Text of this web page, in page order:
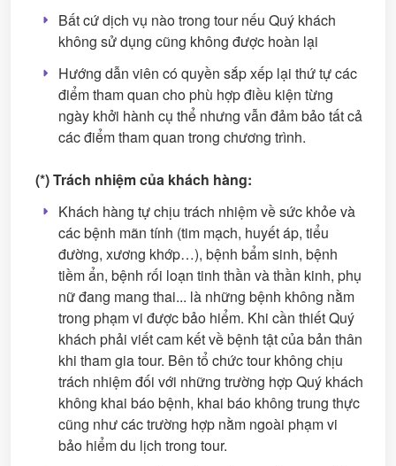
Bất cứ dịch vụ nào trong tour nếu Quý khách
không sử dụng cũng không được hoàn lại
Hướng dẫn viên có quyền sắp xếp lại thứ tự các
điểm tham quan cho phù hợp điều kiện từng
ngày khởi hành cụ thể nhưng vẫn đảm bảo tất cả
các điểm tham quan trong chương trình.
(*) Trách nhiệm của khách hàng:
Khách hàng tự chịu trách nhiệm về sức khỏe và
các bệnh mãn tính (tim mạch, huyết áp, tiểu
đường, xương khớp…), bệnh bẩm sinh, bệnh
tiềm ẩn, bệnh rối loạn tinh thần và thần kinh, phụ
nữ đang mang thai... là những bệnh không nằm
trong phạm vi được bảo hiểm. Khi cần thiết Quý
khách phải viết cam kết về bệnh tật của bản thân
khi tham gia tour. Bên tổ chức tour không chịu
trách nhiệm đối với những trường hợp Quý khách
không khai báo bệnh, khai báo không trung thực
cũng như các trường hợp nằm ngoài phạm vi
bảo hiểm du lịch trong tour.